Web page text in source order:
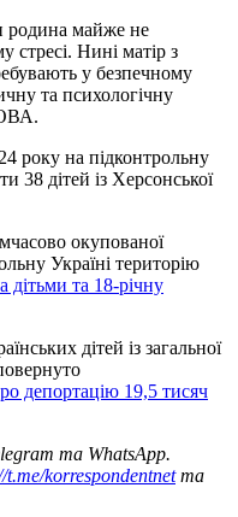
родина майже не
стресі. Нині матір з
у безпечному
та психологічну
року на підконтрольну
38 дітей із Херсонської
окупованої
Україні територію
дітьми та 18-річну
дітей із загальної
депортацію 19,5 тисяч
та WhatsApp.
t.me/korrespondentnetта